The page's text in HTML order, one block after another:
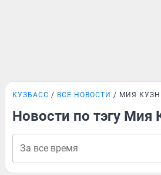
КУЗБАСС ВСЕ НОВОСТИ МИЯ
Новости по тэгу Мия